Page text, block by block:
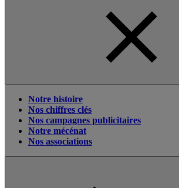
Notre histoire
Nos chiffres clés
Nos campagnes publicitaires
Notre mécénat
Nos associations